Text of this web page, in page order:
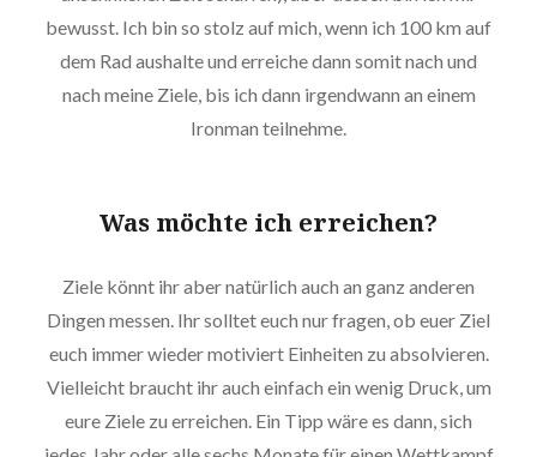
bewusst. Ich bin so stolz auf mich, wenn ich 100 km auf
dem Rad aushalte und erreiche dann somit nach und
nach meine Ziele, bis ich dann irgendwann an einem
Ironman teilnehme.
Was möchte ich erreichen?
Ziele könnt ihr aber natürlich auch an ganz anderen
Dingen messen. Ihr solltet euch nur fragen, ob euer Ziel
euch immer wieder motiviert Einheiten zu absolvieren.
Vielleicht braucht ihr auch einfach ein wenig Druck, um
eure Ziele zu erreichen. Ein Tipp wäre es dann, sich